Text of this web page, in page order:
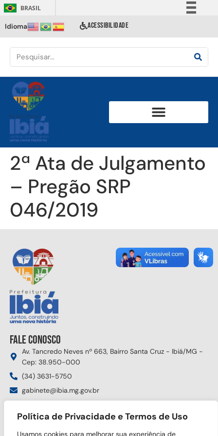
Política de Privacidade e Termos de Uso
Usamos cookies para melhorar sua experiência de
BRASIL
Comunica BR
Acesso à informação
Idioma ACESSIBILIDADE
2ª Ata de Julgamento
– Pregão SRP
046/2019
Fale conosco
Av. Tancredo Neves nº 663, Bairro Santa Cruz - Ibiá/MG -
Cep: 38.950-000
(34) 3631-5750
gabinete@ibia.mg.gov.br